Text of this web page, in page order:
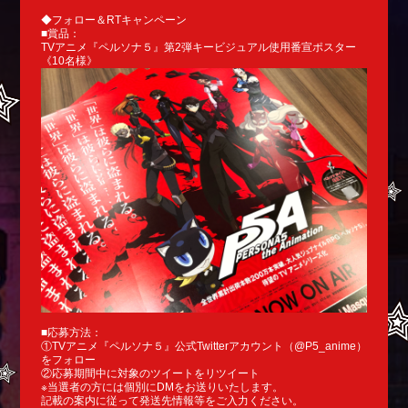
◆フォロー＆RTキャンペーン
■賞品：
TVアニメ『ペルソナ５』第2弾キービジュアル使用番宣ポスター
《10名様》
■応募方法：
①TVアニメ『ペルソナ５』公式Twitterアカウント（@P5_anime）
をフォロー
②応募期間中に対象のツイートをリツイート
※当選者の方には個別にDMをお送りいたします。
記載の案内に従って発送先情報等をご入力ください。